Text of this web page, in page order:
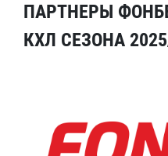
ПАРТНЕРЫ
КХЛ СЕЗОНА